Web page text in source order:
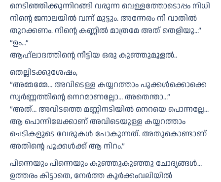
നെടിഞ്ഞിക്കുന്നിറങ്ങി വരുന്ന വെള്ളത്തോടൊപ്പം നിധി
നിന്റെ ജനാലയിൽ വന്ന് മുട്ടും. അന്നേരം നീ വാതിൽ
തുറക്കണം. നിന്റെ കണ്ണിൽ മാത്രമേ അത് തെളിയൂ…”
”ഉം…”
ആഹ്ലാദത്തിന്റെ നീട്ടിയ ഒരു കുഞ്ഞുമൂളൽ..
തെല്ലിടക്കുശേഷം,
”അമ്മമ്മേ… അവിടെള്ള കയ്യറത്താം പൂക്കൾക്കൊക്കെ
സ്വർണ്ണത്തിന്റെ നെറമാണല്ലോ… അതെന്താ…”
”അത്… അവിടത്തെ മണ്ണിനടിയിൽ നെറയെ പൊന്നല്ലേ…
ആ പൊന്നിലേക്കാണ് അവിടെയുള്ള കയ്യറത്താം
ചെടികളുടെ വേരുകൾ പോകുന്നത്. അതുകൊണ്ടാണ്
അതിന്റെ പൂക്കൾക്ക് ആ നിറം.”
പിന്നെയും പിന്നെയും കുഞ്ഞുകുഞ്ഞു ചോദ്യങ്ങൾ…
ഉത്തരം കിട്ടാതെ, നേർത്ത കൂർക്കംവലിയിൽ